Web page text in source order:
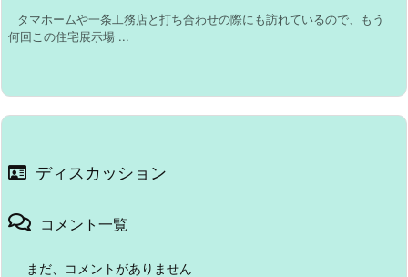
タマホームや一条工務店と打ち合わせの際にも訪れているので、もう
何回この住宅展示場 ...
ディスカッション
コメント一覧
まだ、コメントがありません